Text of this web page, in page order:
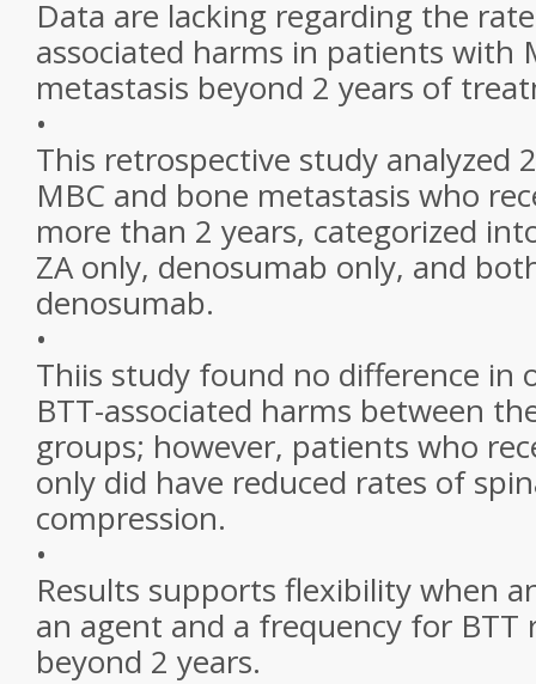
Data are lacking regarding the
associated harms in patients with
metastasis beyond 2 years of
•
This retrospective study analyzed
MBC and bone metastasis who
more than 2 years, categorized
ZA only, denosumab only, and
denosumab.
•
Thiis study found no difference in
BTT-associated harms between
groups; however, patients who
only did have reduced rates of
compression.
•
Results supports flexibility when
an agent and a frequency for BTT
beyond 2 years.